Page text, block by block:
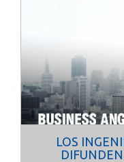
LOS